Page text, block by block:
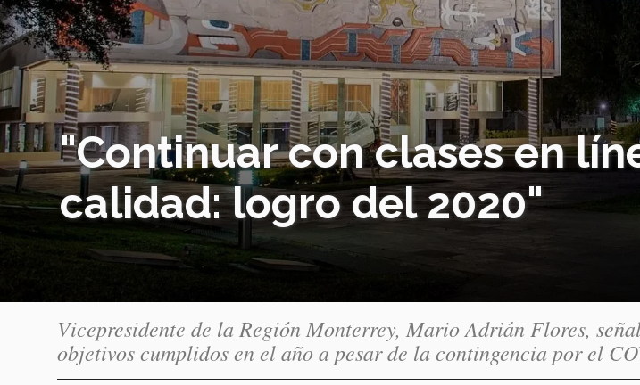
"Continuar con clases en
calidad: logro del 2020"
Vicepresidente de la Región Monterrey, Mario Adrián Flores,
objetivos cumplidos en el año a pesar de la contingencia por el